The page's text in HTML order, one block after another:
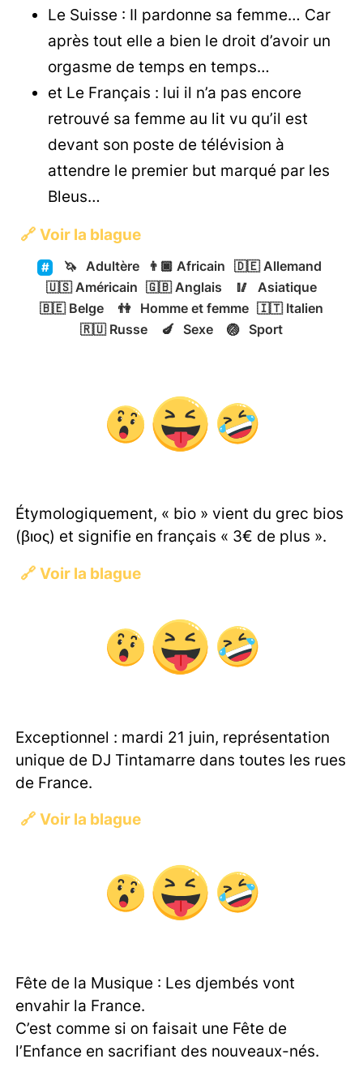
Le Suisse : Il pardonne sa femme… Car
après tout elle a bien le droit d’avoir un
orgasme de temps en temps…
et Le Français : lui il n’a pas encore
retrouvé sa femme au lit vu qu’il est
devant son poste de télévision à
attendre le premier but marqué par les
Bleus…
🔗 Voir la blague
🦄 Adultère 👨🏿 Africain 🇩🇪Allemand
🇺🇸Américain 🇬🇧 Anglais 🥢
Asiatique
🇧🇪 Belge 👫 Homme et femme 🇮🇹Italien
🇷🇺Russe 🍆 Sexe 🏐 Sport
Étymologiquement, « bio » vient du grec bios
(βιος) et signifie en français « 3€ de plus ».
🔗 Voir la blague
Exceptionnel : mardi 21 juin, représentation
unique de DJ Tintamarre dans toutes les rues
de France.
🔗 Voir la blague
Fête de la Musique : Les djembés vont
envahir la France.
C’est comme si on faisait une Fête de
l’Enfance en sacrifiant des nouveaux-nés.